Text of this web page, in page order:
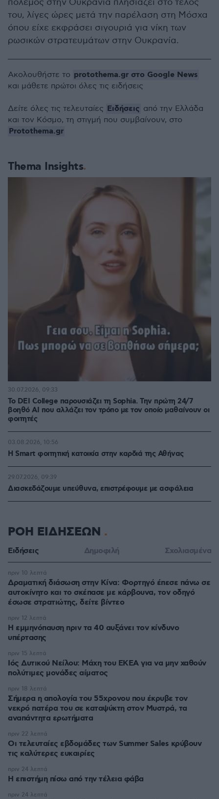
πόλεμος στην Ουκρανία πλησιάζει στο τέλος
του, λίγες ώρες μετά την παρέλαση στη Μόσχα
όπου είχε εκφράσει σιγουριά για νίκη των
ρωσικών στρατευμάτων στην Ουκρανία.
Thema Insights
Το DEI College παρουσιάζει τη Sophia. Την πρώτη 24/7
βοηθό AI που αλλάζει τον τρόπο με τον οποίο μαθαίνουν οι
φοιτητές
30.07.2026, 09:33
Η Smart φοιτητική κατοικία στην καρδιά της Αθήνας
03.08.2026, 10:56
Διασκεδάζουμε υπεύθυνα, επιστρέφουμε με ασφάλεια
29.07.2026, 09:39
Ακολουθήστε το protothema.gr στο Google News
και μάθετε πρώτοι όλες τις ειδήσεις
Δείτε όλες τις τελευταίες Ειδήσεις από την Ελλάδα
και τον Κόσμο, τη στιγμή που συμβαίνουν, στο
Protothema.gr
ΡΟΗ ΕΙΔΗΣΕΩΝ
Ειδήσεις Δημοφιλή Σχολιασμένα
Δραματική διάσωση στην Κίνα: Φορτηγό έπεσε πάνω σε
αυτοκίνητο και το σκέπασε με κάρβουνα, τον οδηγό
έσωσε στρατιώτης, δείτε βίντεο
πριν 10 λεπτά
Η εμμηνόπαυση πριν τα 40 αυξάνει τον κίνδυνο
υπέρτασης
πριν 12 λεπτά
Ιός Δυτικού Νείλου: Μάχη του ΕΚΕΑ για να μην χαθούν
πολύτιμες μονάδες αίματος
πριν 15 λεπτά
Σήμερα η απολογία του 55χρονου που έκρυβε τον
νεκρό πατέρα του σε καταψύκτη στον Μυστρά, τα
αναπάντητα ερωτήματα
πριν 18 λεπτά
Οι τελευταίες εβδομάδες των Summer Sales κρύβουν
τις καλύτερες ευκαιρίες
πριν 22 λεπτά
Η επιστήμη πίσω από την τέλεια φάβα
πριν 24 λεπτά
πριν 24 λεπτά